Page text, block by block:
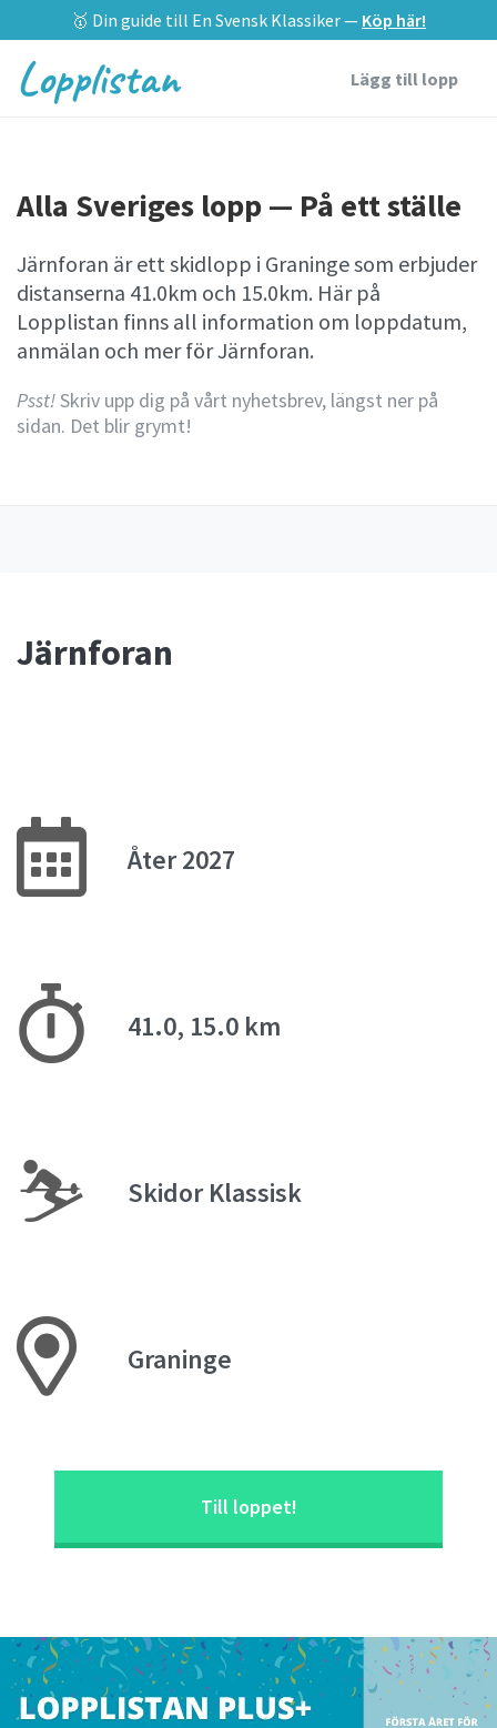
🥇 Din guide till En Svensk Klassiker — Köp här!
Lopplistan Lägg till lopp
Alla Sveriges lopp — På ett ställe
Järnforan är ett skidlopp i Graninge som erbjuder
distanserna 41.0km och 15.0km. Här på
Lopplistan finns all information om loppdatum,
anmälan och mer för Järnforan.
Psst!Skriv upp dig på vårt nyhetsbrev, längst ner på
sidan. Det blir grymt!
Järnforan
Åter 2027
41.0, 15.0 km
⛷ Skidor Klassisk
Graninge
Till loppet!